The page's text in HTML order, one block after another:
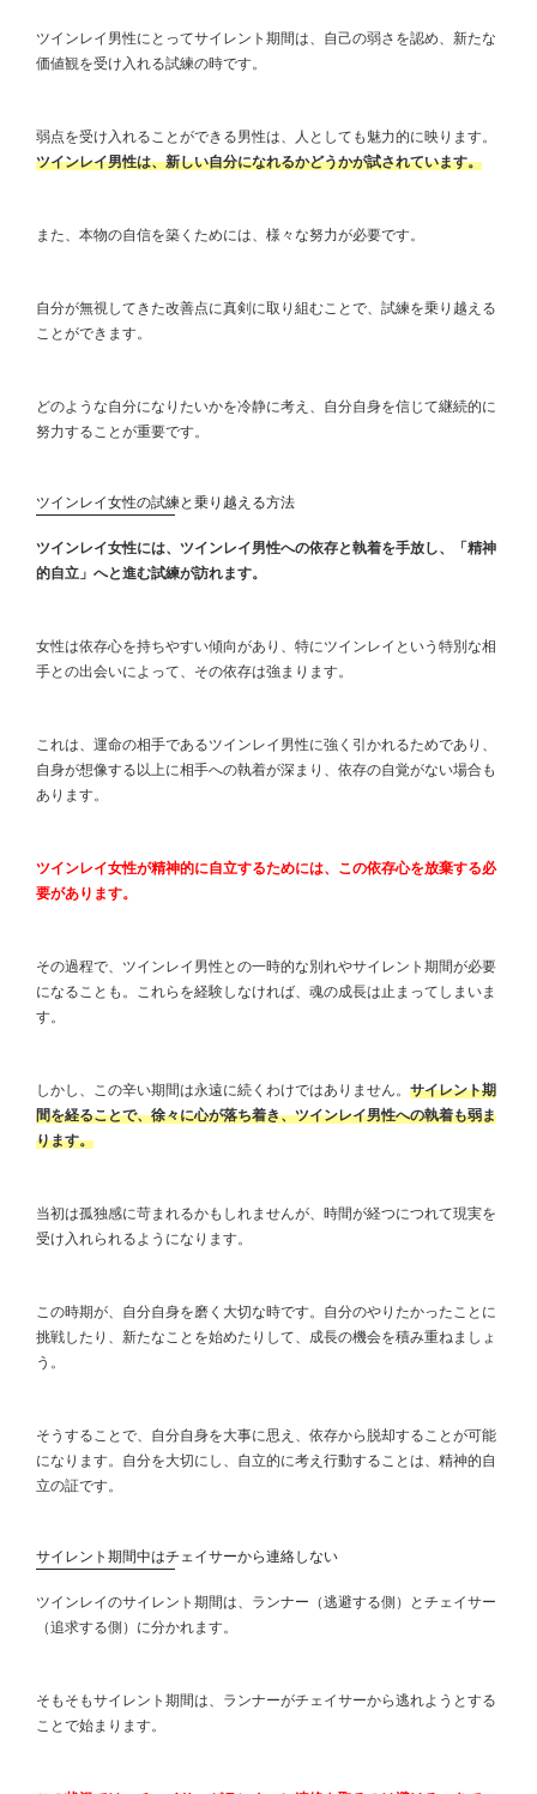
ツインレイ男性にとってサイレント期間は、自己の弱さを認め、新たな
価値観を受け入れる試練の時です。
弱点を受け入れることができる男性は、人としても魅力的に映ります。
ツインレイ男性は、新しい自分になれるかどうかが試されています。
また、本物の自信を築くためには、様々な努力が必要です。
自分が無視してきた改善点に真剣に取り組むことで、試練を乗り越える
ことができます。
どのような自分になりたいかを冷静に考え、自分自身を信じて継続的に
努力することが重要です。
ツインレイ女性の試練と乗り越える方法
ツインレイ女性には、ツインレイ男性への依存と執着を手放し、「精神
的自立」へと進む試練が訪れます。
女性は依存心を持ちやすい傾向があり、特にツインレイという特別な相
手との出会いによって、その依存は強まります。
これは、運命の相手であるツインレイ男性に強く引かれるためであり、
自身が想像する以上に相手への執着が深まり、依存の自覚がない場合も
あります。
ツインレイ女性が精神的に自立するためには、この依存心を放棄する必
要があります。
その過程で、ツインレイ男性との一時的な別れやサイレント期間が必要
になることも。これらを経験しなければ、魂の成長は止まってしまいま
す。
しかし、この辛い期間は永遠に続くわけではありません。 サイレント期
間を経ることで、徐々に心が落ち着き、ツインレイ男性への執着も弱ま
ります。
当初は孤独感に苛まれるかもしれませんが、時間が経つにつれて現実を
受け入れられるようになります。
この時期が、自分自身を磨く大切な時です。自分のやりたかったことに
挑戦したり、新たなことを始めたりして、成長の機会を積み重ねましょ
う。
そうすることで、自分自身を大事に思え、依存から脱却することが可能
になります。自分を大切にし、自立的に考え行動することは、精神的自
立の証です。
サイレント期間中はチェイサーから連絡しない
ツインレイのサイレント期間は、ランナー（逃避する側）とチェイサー
（追求する側）に分かれます。
そもそもサイレント期間は、ランナーがチェイサーから逃れようとする
ことで始まります。